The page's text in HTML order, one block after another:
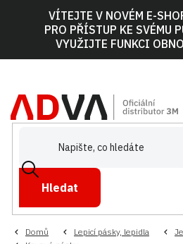
VÍTEJTE V NOVÉM E-
PRO PŘÍSTUP KE SVÉMU
VYUŽIJTE FUNKCI
Hledat
Domů Lepicí pásky, lepidla